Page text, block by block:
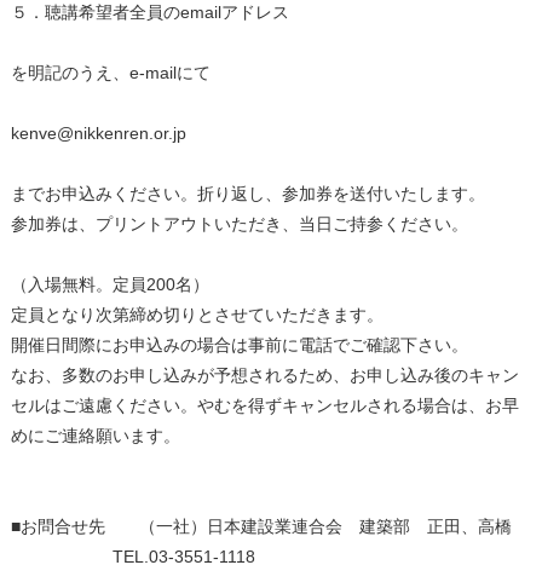
５．聴講希望者全員のemailアドレス
を明記のうえ、e-mailにて
kenve@nikkenren.or.jp
までお申込みください。折り返し、参加券を送付いたします。
参加券は、プリントアウトいただき、当日ご持参ください。
（入場無料。定員200名）
定員となり次第締め切りとさせていただきます。
開催日間際にお申込みの場合は事前に電話でご確認下さい。
なお、多数のお申し込みが予想されるため、お申し込み後のキャン
セルはご遠慮ください。やむを得ずキャンセルされる場合は、お早
めにご連絡願います。
■お問合せ先 （一社）日本建設業連合会 建築部 正田、高橋
TEL.03-3551-1118